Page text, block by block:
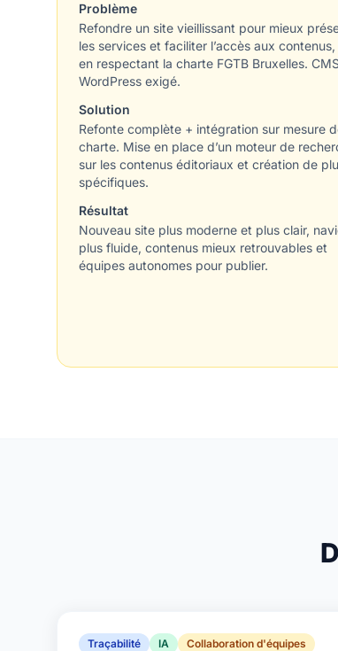
Problème
Refondre un site vieillissant pour mieux
les services et faciliter l’accès aux
en respectant la charte FGTB Bruxelles.
WordPress exigé.
Solution
Refonte complète + intégration sur mesure
charte. Mise en place d’un moteur de
sur les contenus éditoriaux et création de
spécifiques.
Résultat
Nouveau site plus moderne et plus clair,
plus fluide, contenus mieux retrouvables et
équipes autonomes pour publier.
Traçabilité IA Collaboration d'équipes